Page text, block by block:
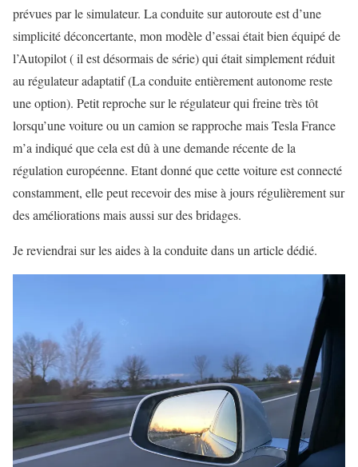
prévues par le simulateur. La conduite sur autoroute est d’une
simplicité déconcertante, mon modèle d’essai était bien équipé de
l’Autopilot ( il est désormais de série) qui était simplement réduit
au régulateur adaptatif (La conduite entièrement autonome reste
une option). Petit reproche sur le régulateur qui freine très tôt
lorsqu’une voiture ou un camion se rapproche mais Tesla France
m’a indiqué que cela est dû à une demande récente de la
régulation européenne. Etant donné que cette voiture est connecté
constamment, elle peut recevoir des mise à jours régulièrement sur
des améliorations mais aussi sur des bridages.
Je reviendrai sur les aides à la conduite dans un article dédié.